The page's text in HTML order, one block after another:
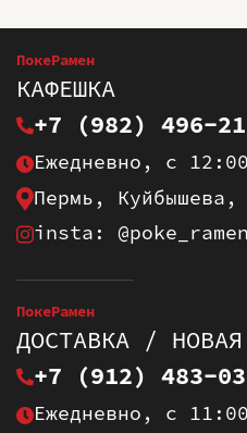
ПокеРамен
КАФЕШКА
+7 (982) 496-
Ежедневно, с
Пермь, Куйбышева,
insta: @poke_ramen
ПокеРамен
ДОСТАВКА /
+7 (912) 483-
Ежедневно, с